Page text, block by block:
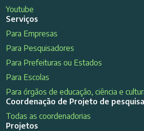
Youtube
Serviços
Para Empresas
Para Pesquisadores
Para Prefeituras ou Estados
Para Escolas
Para órgãos de educação, ciência e
Coordenação de Projeto de pesquisa
Todas as coordenadorias
Projetos